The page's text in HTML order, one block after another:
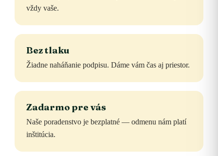
vždy vaše.
Bez tlaku
Žiadne naháňanie podpisu. Dáme vám čas aj priestor.
Zadarmo pre vás
Naše poradenstvo je bezplatné — odmenu nám platí
inštitúcia.